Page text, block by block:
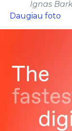
Ignas
Daugiau foto